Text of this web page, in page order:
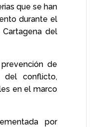
que se han
durante el
del
de
del conflicto,
en el marco
por